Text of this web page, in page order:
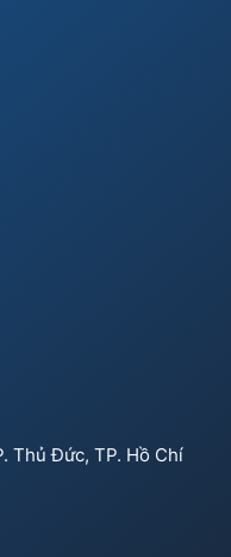
Thủ Đức, TP. Hồ Chí